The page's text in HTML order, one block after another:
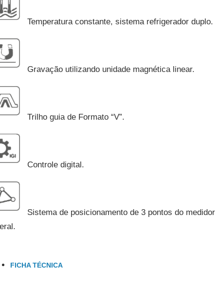
Temperatura constante, sistema refrigerador duplo.
Gravação utilizando unidade magnética linear.
Trilho guia de Formato “V”.
Controle digital.
Sistema de posicionamento de 3 pontos do medidor
FICHA TÉCNICA